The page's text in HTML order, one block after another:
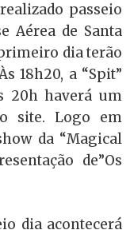
passeio
Aérea de Santa
dia terão
18h20, a “Spit”
20h haverá um
site. Logo em
da “Magical
de”Os
dia acontecerá